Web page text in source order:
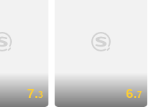
7.3 6.7